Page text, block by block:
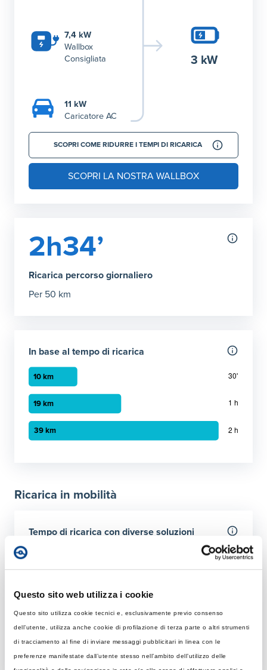
Questo sito web utilizza i cookie
Questo sito utilizza cookie tecnici e, esclusivamente previo consenso
dell’utente, utilizza anche cookie di profilazione di terza parte o altri strumenti
di tracciamento al fine di inviare messaggi pubblicitari in linea con le
preferenze manifestate dall’utente stesso nell’ambito dell’utilizzo delle
7,4 kW
Wallbox
Consigliata
11 kW
Caricatore AC
3 kW
SCOPRI COME RIDURRE I TEMPI DI RICARICA
SCOPRI LA NOSTRA WALLBOX
2h34’
Ricarica percorso giornaliero
Per 50 km
In base al tempo di ricarica
2 ora:39 km
Ricarica in mobilità
Tempo di ricarica con diverse soluzioni
Tempo di ricarica con 22 kW
Rapida: tempo necessario per ricaricare 50 km
Elemento 1:42 minuti
Ultraveloce
Colonnina DC 150 kW